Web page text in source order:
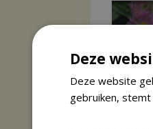
Deze
Deze website
gebruiken,